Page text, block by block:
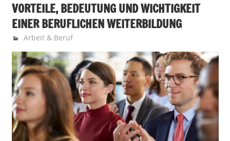
VORTEILE, BEDEUTUNG UND WICHTIGKEIT
EINER BERUFLICHEN WEITERBILDUNG
September 1, 2022
Nochweiter-Redaktion
Arbeit & Beruf